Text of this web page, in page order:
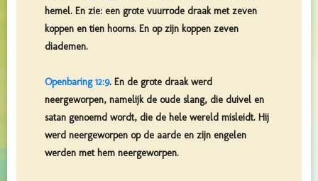
hemel. En zie: een grote vuurrode draak met zeven
koppen en tien hoorns. En op zijn koppen zeven
diademen.
Openbaring 12:9. En de grote draak werd
neergeworpen, namelijk de oude slang, die duivel en
satan genoemd wordt, die de hele wereld misleidt. Hij
werd neergeworpen op de aarde en zijn engelen
werden met hem neergeworpen.